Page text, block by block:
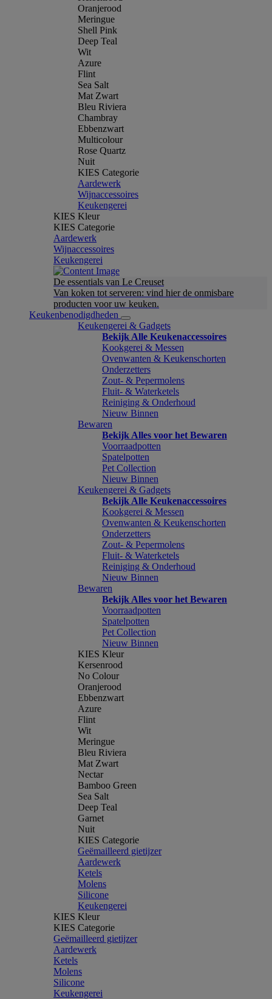
Oranjerood
Meringue
Shell Pink
Deep Teal
Wit
Azure
Flint
Sea Salt
Mat Zwart
Bleu Riviera
Chambray
Ebbenzwart
Multicolour
Rose Quartz
Nuit
KIES Categorie
Aardewerk
Wijnaccessoires
Keukengerei
KIES Kleur
KIES Categorie
Aardewerk
Wijnaccessoires
Keukengerei
De essentials van Le Creuset
Van koken tot serveren: vind hier de onmisbare
producten voor uw keuken.
Keukenbenodigdheden
Keukengerei & Gadgets
Bekijk Alle Keukenaccessoires
Kookgerei & Messen
Ovenwanten & Keukenschorten
Onderzetters
Zout- & Pepermolens
Fluit- & Waterketels
Reiniging & Onderhoud
Nieuw Binnen
Bewaren
Bekijk Alles voor het Bewaren
Voorraadpotten
Spatelpotten
Pet Collection
Nieuw Binnen
Keukengerei & Gadgets
Bekijk Alle Keukenaccessoires
Kookgerei & Messen
Ovenwanten & Keukenschorten
Onderzetters
Zout- & Pepermolens
Fluit- & Waterketels
Reiniging & Onderhoud
Nieuw Binnen
Bewaren
Bekijk Alles voor het Bewaren
Voorraadpotten
Spatelpotten
Pet Collection
Nieuw Binnen
KIES Kleur
Kersenrood
No Colour
Oranjerood
Ebbenzwart
Azure
Flint
Wit
Meringue
Bleu Riviera
Mat Zwart
Nectar
Bamboo Green
Sea Salt
Deep Teal
Garnet
Nuit
KIES Categorie
Geëmailleerd gietijzer
Aardewerk
Ketels
Molens
Silicone
Keukengerei
KIES Kleur
KIES Categorie
Geëmailleerd gietijzer
Aardewerk
Ketels
Molens
Silicone
Keukengerei